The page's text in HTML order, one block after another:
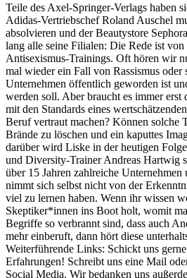
Teile des Axel-Springer-Verlags haben
Adidas-Vertriebschef Roland Auschel
absolvieren und der Beautystore
lang alle seine Filialen: Die Rede ist
Antisexismus-Trainings. Oft hören wir
mal wieder ein Fall von Rassismus oder
Unternehmen öffentlich geworden ist
werden soll. Aber braucht es immer
mit den Standards eines
Beruf vertraut machen? Können solche
Brände zu löschen und ein kaputtes
darüber wird Liske in der heutigen
und Diversity-Trainer Andreas Hartwig
über 15 Jahren zahlreiche Unternehmen
nimmt sich selbst nicht von der
viel zu lernen haben. Wenn ihr wissen
Skeptiker*innen ins Boot holt, womit
Begriffe so verbrannt sind, dass auch
mehr einberuft, dann hört diese
Weiterführende Links: Schickt uns
Erfahrungen! Schreibt uns eine Mail
Social Media. Wir bedanken uns